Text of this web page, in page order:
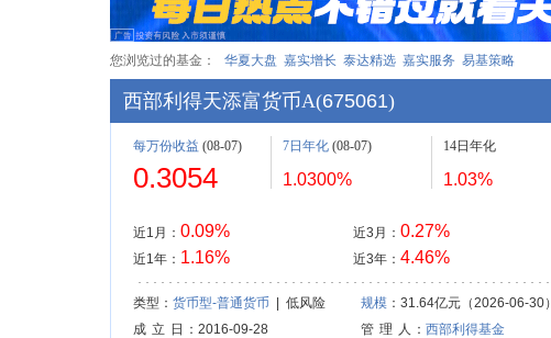
您浏览过的基金： 华夏大盘 嘉实增长 泰达精选 嘉实服务 易基策略
西部利得天添富货币A(675061)
每万份收益 (08-07)
0.3054
7日年化 (08-07)
1.0300%
14日年化
1.03%
近1月： 0.09%
近1年： 1.16%
近3月： 0.27%
近3年： 4.46%
类型： 货币型-普通货币 | 低风险 规模：31.64亿元（2026-06-30）
成 立 日
：2016-09-28 管 理 人 ： 西部利得基金